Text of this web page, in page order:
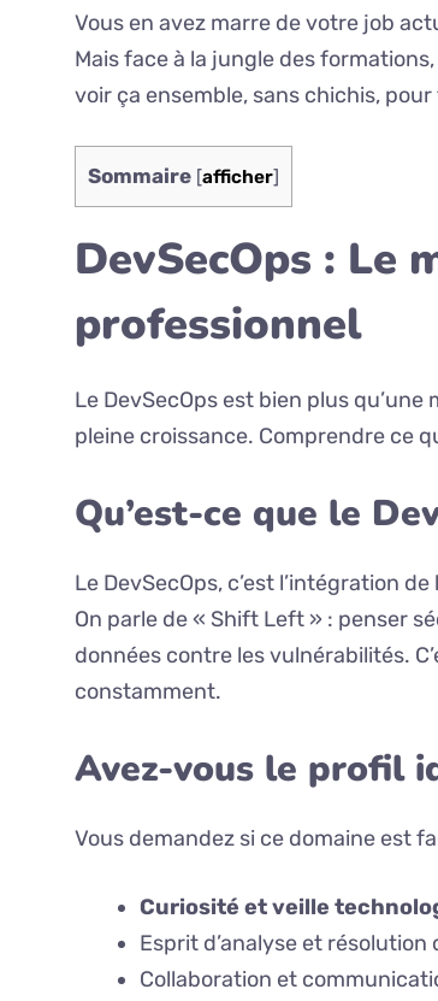
Vous en avez marre de votre job
Mais face à la jungle des
voir ça ensemble, sans chichis,
Sommaire [afficher]
DevSecOps : Le
professionnel
Le DevSecOps est bien plus
pleine croissance. Comprendre ce
Qu’est-ce que le
Le DevSecOps, c’est l’intégration de
On parle de « Shift Left » : penser
données contre les vulnérabilités.
constamment.
Avez-vous le profil
Vous demandez si ce domaine est
Curiosité et veille
Esprit d’analyse et résolution
Collaboration et